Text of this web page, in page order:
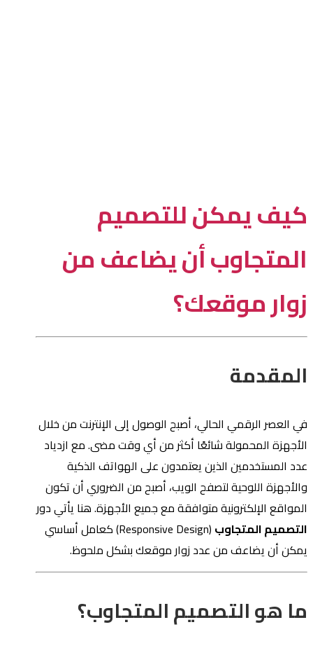
كيف يمكن للتصميم
المتجاوب أن يضاعف من
زوار موقعك؟
المقدمة
في العصر الرقمي الحالي، أصبح الوصول إلى الإنترنت من خلال
الأجهزة المحمولة شائعًا أكثر من أي وقت مضى. مع ازدياد
عدد المستخدمين الذين يعتمدون على الهواتف الذكية
والأجهزة اللوحية لتصفح الويب، أصبح من الضروري أن تكون
المواقع الإلكترونية متوافقة مع جميع الأجهزة. هنا يأتي دور
التصميم المتجاوب
(Responsive Design) كعامل أساسي
يمكن أن يضاعف من عدد زوار موقعك بشكل ملحوظ.
ما هو التصميم المتجاوب؟